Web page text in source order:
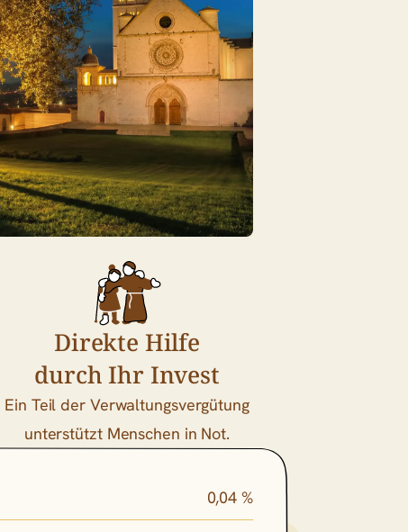
Direkte Hilfe
durch Ihr Invest
Ein Teil der Verwaltungsvergütung
unterstützt Menschen in Not.
0,04 %